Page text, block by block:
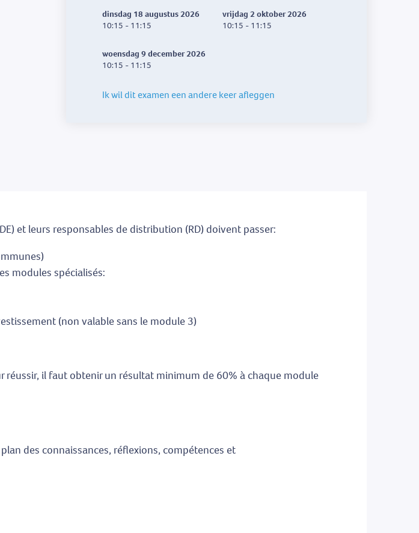
dinsdag 18 augustus 2026
10:15 - 11:15
vrijdag 2 oktober 2026
10:15 - 11:15
woensdag 9 december 2026
10:15 - 11:15
Ik wil dit examen een andere keer afleggen
et leurs responsables de distribution (RD) doivent passer:
modules spécialisés:
(non valable sans le module 3)
réussir, il faut obtenir un résultat minimum de 60% à chaque module
des connaissances, réflexions, compétences et